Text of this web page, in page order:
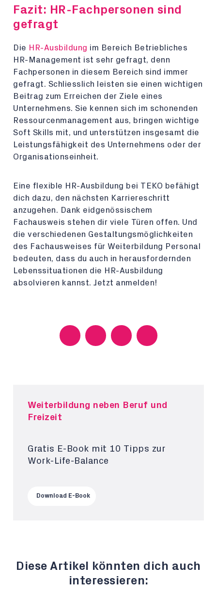
Fazit: HR-Fachpersonen sind
gefragt
Die HR-Ausbildung im Bereich Betriebliches
HR-Management ist sehr gefragt, denn
Fachpersonen in diesem Bereich sind immer
gefragt. Schliesslich leisten sie einen wichtigen
Beitrag zum Erreichen der Ziele eines
Unternehmens. Sie kennen sich im schonenden
Ressourcenmanagement aus, bringen wichtige
Soft Skills mit, und unterstützen insgesamt die
Leistungsfähigkeit des Unternehmens oder der
Organisationseinheit.
Eine flexible HR-Ausbildung bei TEKO befähigt
dich dazu, den nächsten Karriereschritt
anzugehen. Dank eidgenössischem
Fachausweis stehen dir viele Türen offen. Und
die verschiedenen Gestaltungsmöglichkeiten
des Fachausweises für Weiterbildung Personal
bedeuten, dass du auch in herausfordernden
Lebenssituationen die HR-Ausbildung
absolvieren kannst. Jetzt anmelden!
Weiterbildung neben Beruf und
Freizeit
Gratis E-Book mit 10 Tipps zur
Work-Life-Balance
Download E-Book
Diese Artikel könnten dich auch
interessieren: